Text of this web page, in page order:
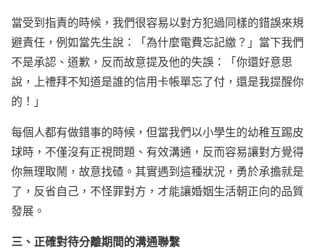
當受到指責的時候，我們很容易以對方犯過同樣的錯誤來規
避責任，例如當先生說：「為什麼電費忘記繳？」當下我們
不是承認、道歉，反而故意提及他的失誤：「你還好意思
說，上禮拜不知道是誰的信用卡帳單忘了付，還是我提醒你
的！」
每個人都有做錯事的時候，但當我們以小學生的幼稚互踢皮
球時，不僅沒有正視問題、有效溝通，反而容易讓對方覺得
你無理取鬧，故意找碴。其實遇到這種狀況，勇於承擔就是
了，反省自己，不怪罪對方，才能讓婚姻生活朝正向的品質
發展。
三、正確對待分離期間的溝通聯繫